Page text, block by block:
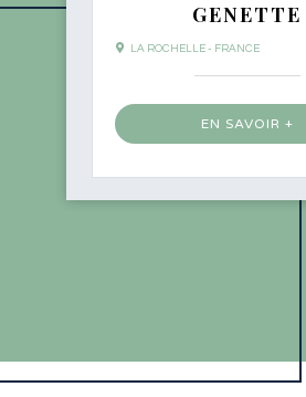
GENETTE
LA ROCHELLE - FRANCE
EN SAVOIR +